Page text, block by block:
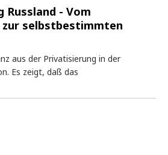
Russland - Vom
selbstbestimmten
aus der Privatisierung in der
Es zeigt, daß das